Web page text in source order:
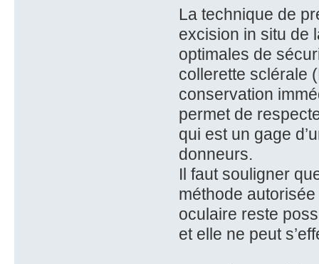
La technique de
excision in situ de
optimales de
collerette sclérale
conservation
permet de
qui est un gage
donneurs.
Il faut souligner
méthode
oculaire reste
et elle ne peut